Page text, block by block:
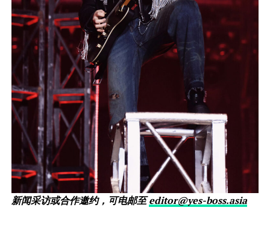
新闻采访或合作邀约，可电邮至editor@yes-boss.asia